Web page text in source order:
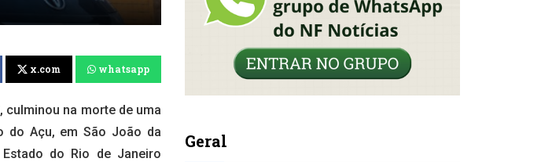
x.com whatsapp
culminou na morte de uma
do Açu, em São João da
do Rio de Janeiro
Geral